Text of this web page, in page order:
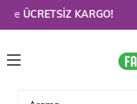
ÜCRETSİZ KARGO!